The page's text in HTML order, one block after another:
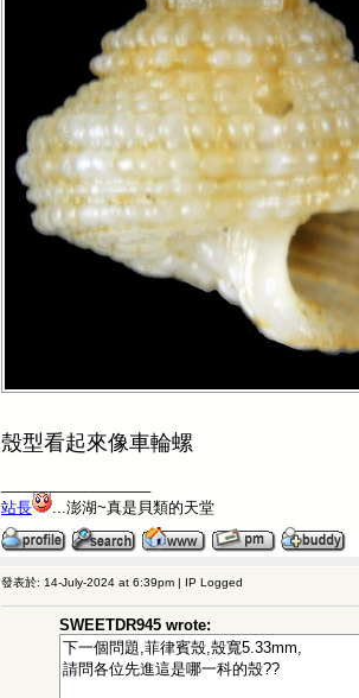
殼型看起來像車輪螺
站長
...澎湖~真是貝類的天堂
發表於: 14-July-2024 at 6:39pm | IP Logged
SWEETDR945 wrote:
下一個問題,菲律賓殼,殼寬5.33mm,
請問各位先進這是哪一科的殼??